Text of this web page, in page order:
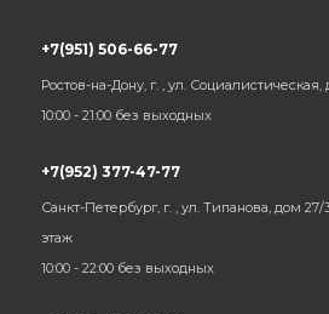
+7(951) 506-66-77
Ростов-на-Дону, г. , ул. Социалистическая,
10:00 - 21:00 без выходных
+7(952) 377-47-77
Санкт-Петербург, г. , ул. Типанова, дом
этаж
10:00 - 22:00 без выходных